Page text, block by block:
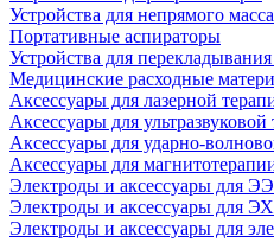
Устройства для непрямого
Портативные аспираторы
Устройства для
Медицинские расходные
Аксессуары для лазерной
Аксессуары для ультразвуковой
Аксессуары для ударно-
Аксессуары для
Электроды и аксессуары для
Электроды и аксессуары для
Электроды и аксессуары для